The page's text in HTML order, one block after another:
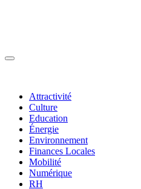
Attractivité
Culture
Education
Énergie
Environnement
Finances Locales
Mobilité
Numérique
RH